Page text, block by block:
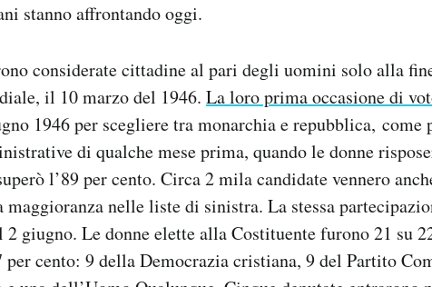
stanno affrontando oggi.
considerate cittadine al pari degli uomini solo alla
il 10 marzo del 1946. La loro prima occasione di
1946 per scegliere tra monarchia e repubblica, come
di qualche mese prima, quando le donne
l’89 per cento. Circa 2 mila candidate vennero
nelle liste di sinistra. La stessa
giugno. Le donne elette alla Costituente furono 21 su
per cento: 9 della Democrazia cristiana, 9 del Partito